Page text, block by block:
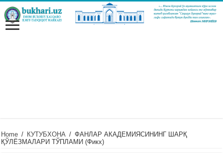
Home / КУТУБХОНА / ФАНЛАР АКАДЕМИЯСИНИНГ ШАРҚ
ҚЎЛЁЗМАЛАРИ ТЎПЛАМИ (Фикх)